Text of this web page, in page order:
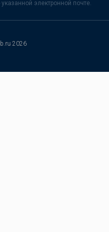
электронной почте.
2026